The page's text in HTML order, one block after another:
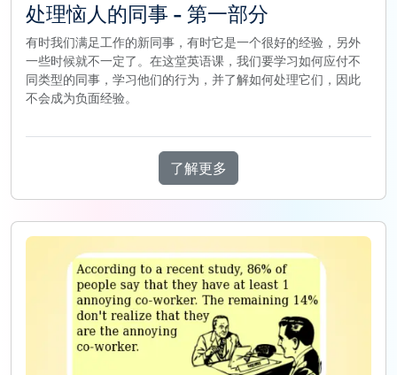
处理恼人的同事 - 第一部分
有时我们满足工作的新同事，有时它是一个很好的经验，另外
一些时候就不一定了。在这堂英语课，我们要学习如何应付不
同类型的同事，学习他们的行为，并了解如何处理它们，因此
不会成为负面经验。
了解更多